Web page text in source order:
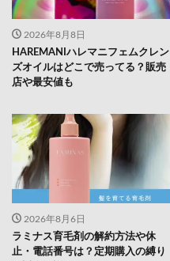
2026年8月8日
HAREMANIハレマニフェムクレン
ズオイルはどこで売ってる？販売
店や最安値も
2026年8月6日
ラミナス育毛剤の解約方法や休
止・電話番号は？定期購入の縛り